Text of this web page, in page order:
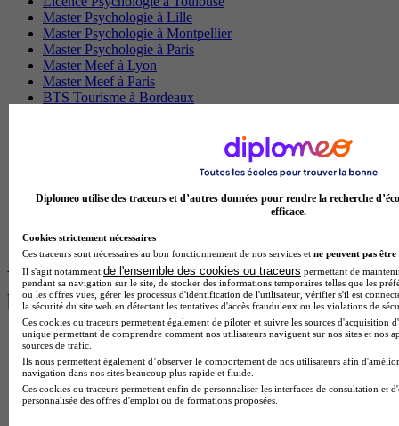
Master Psychologie à Lille
Master Psychologie à Montpellier
Master Psychologie à Paris
Master Meef à Lyon
Master Meef à Paris
BTS Tourisme à Bordeaux
BTS Communication à Bordeaux
Master Psychologie à Angers
BTS Ndrc à Lyon
Les intitulés de diplôme par alternance
les plus recherchés
BTS Esf en alternance
BTS Dietetique en alternance
BTS Mco en alternance
BTS Pi en alternance
BTS Sp3s en alternance
Diplomeo utilise des traceurs et d’autres données pour rendre la recherche
efficace.
Cookies strictement nécessaires
Ces traceurs sont nécessaires au bon fonctionnement de nos services et ne peuvent pas être
Il s'agit notamment de l'ensemble des cookies ou traceurs permettant de
pendant sa navigation sur le site, de stocker des informations temporaires telles que les
ou les offres vues, gérer les processus d'identification de l'utilisateur, vérifier s'il est
la sécurité du site web en détectant les tentatives d'accès frauduleux ou les violations de
Ces cookies ou traceurs permettent également de piloter et suivre les sources d'acquisition
unique permettant de comprendre comment nos utilisateurs naviguent sur nos sites et nos
sources de trafic.
Ils nous permettent également d’observer le comportement de nos utilisateurs afin
navigation dans nos sites beaucoup plus rapide et fluide.
Ces cookies ou traceurs permettent enfin de personnaliser les interfaces de consultation et
personnalisée des offres d'emploi ou de formations proposées.